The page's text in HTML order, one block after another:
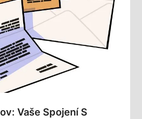
Vaše Spojení S